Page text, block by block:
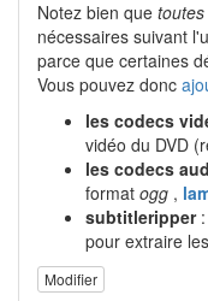
Notez bien que toutes
nécessaires suivant
parce que certaines
Vous pouvez donc
les codecs
vidéo du DVD
les codecs
format ogg ,
subtitleripper:
pour extraire
Modifier